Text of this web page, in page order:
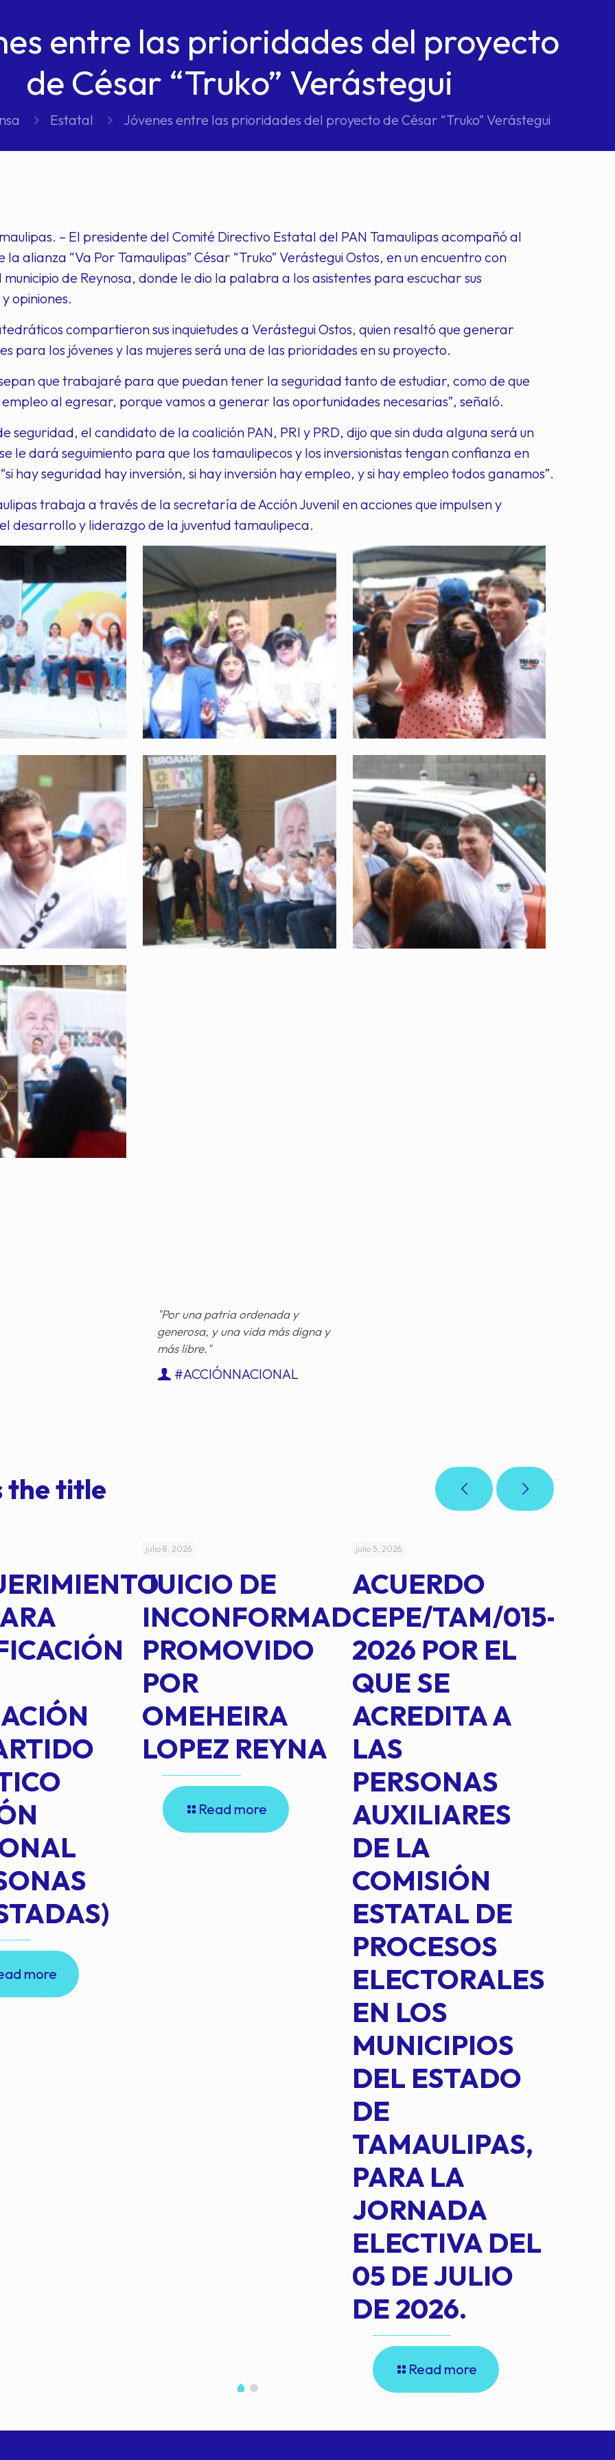
entre las prioridades del proyecto
de César “Truko” Verástegui
Estatal Jóvenes entre las prioridades del proyecto de César “Truko” Verástegui
– El presidente del Comité Directivo Estatal del PAN Tamaulipas acompañó al
alianza “Va Por Tamaulipas” César “Truko” Verástegui Ostos, en un encuentro con
municipio de Reynosa, donde le dio la palabra a los asistentes para escuchar sus
opiniones.
compartieron sus inquietudes a Verástegui Ostos, quien resaltó que generar
para los jóvenes y las mujeres será una de las prioridades en su proyecto.
que trabajaré para que puedan tener la seguridad tanto de estudiar, como de que
empleo al egresar, porque vamos a generar las oportunidades necesarias”, señaló.
seguridad, el candidato de la coalición PAN, PRI y PRD, dijo que sin duda alguna será un
le dará seguimiento para que los tamaulipecos y los inversionistas tengan confianza en
hay seguridad hay inversión, si hay inversión hay empleo, y si hay empleo todos ganamos”.
trabaja a través de la secretaría de Acción Juvenil en acciones que impulsen y
desarrollo y liderazgo de la juventud tamaulipeca.
"Por una patria ordenada y
generosa, y una vida más digna y
más libre."
#ACCIÓNNACIONAL
the title
more
julio 8, 2026
JUICIO DE
INCONFORMAD
PROMOVIDO
POR
OMEHEIRA
LOPEZ REYNA
Read more
julio 5, 2026
ACUERDO
CEPE/TAM/015-
2026 POR EL
QUE SE
ACREDITA A
LAS
PERSONAS
AUXILIARES
DE LA
COMISIÓN
ESTATAL DE
PROCESOS
ELECTORALES
EN LOS
MUNICIPIOS
DEL ESTADO
DE
TAMAULIPAS,
PARA LA
JORNADA
ELECTIVA DEL
05 DE JULIO
DE 2026.
Read more